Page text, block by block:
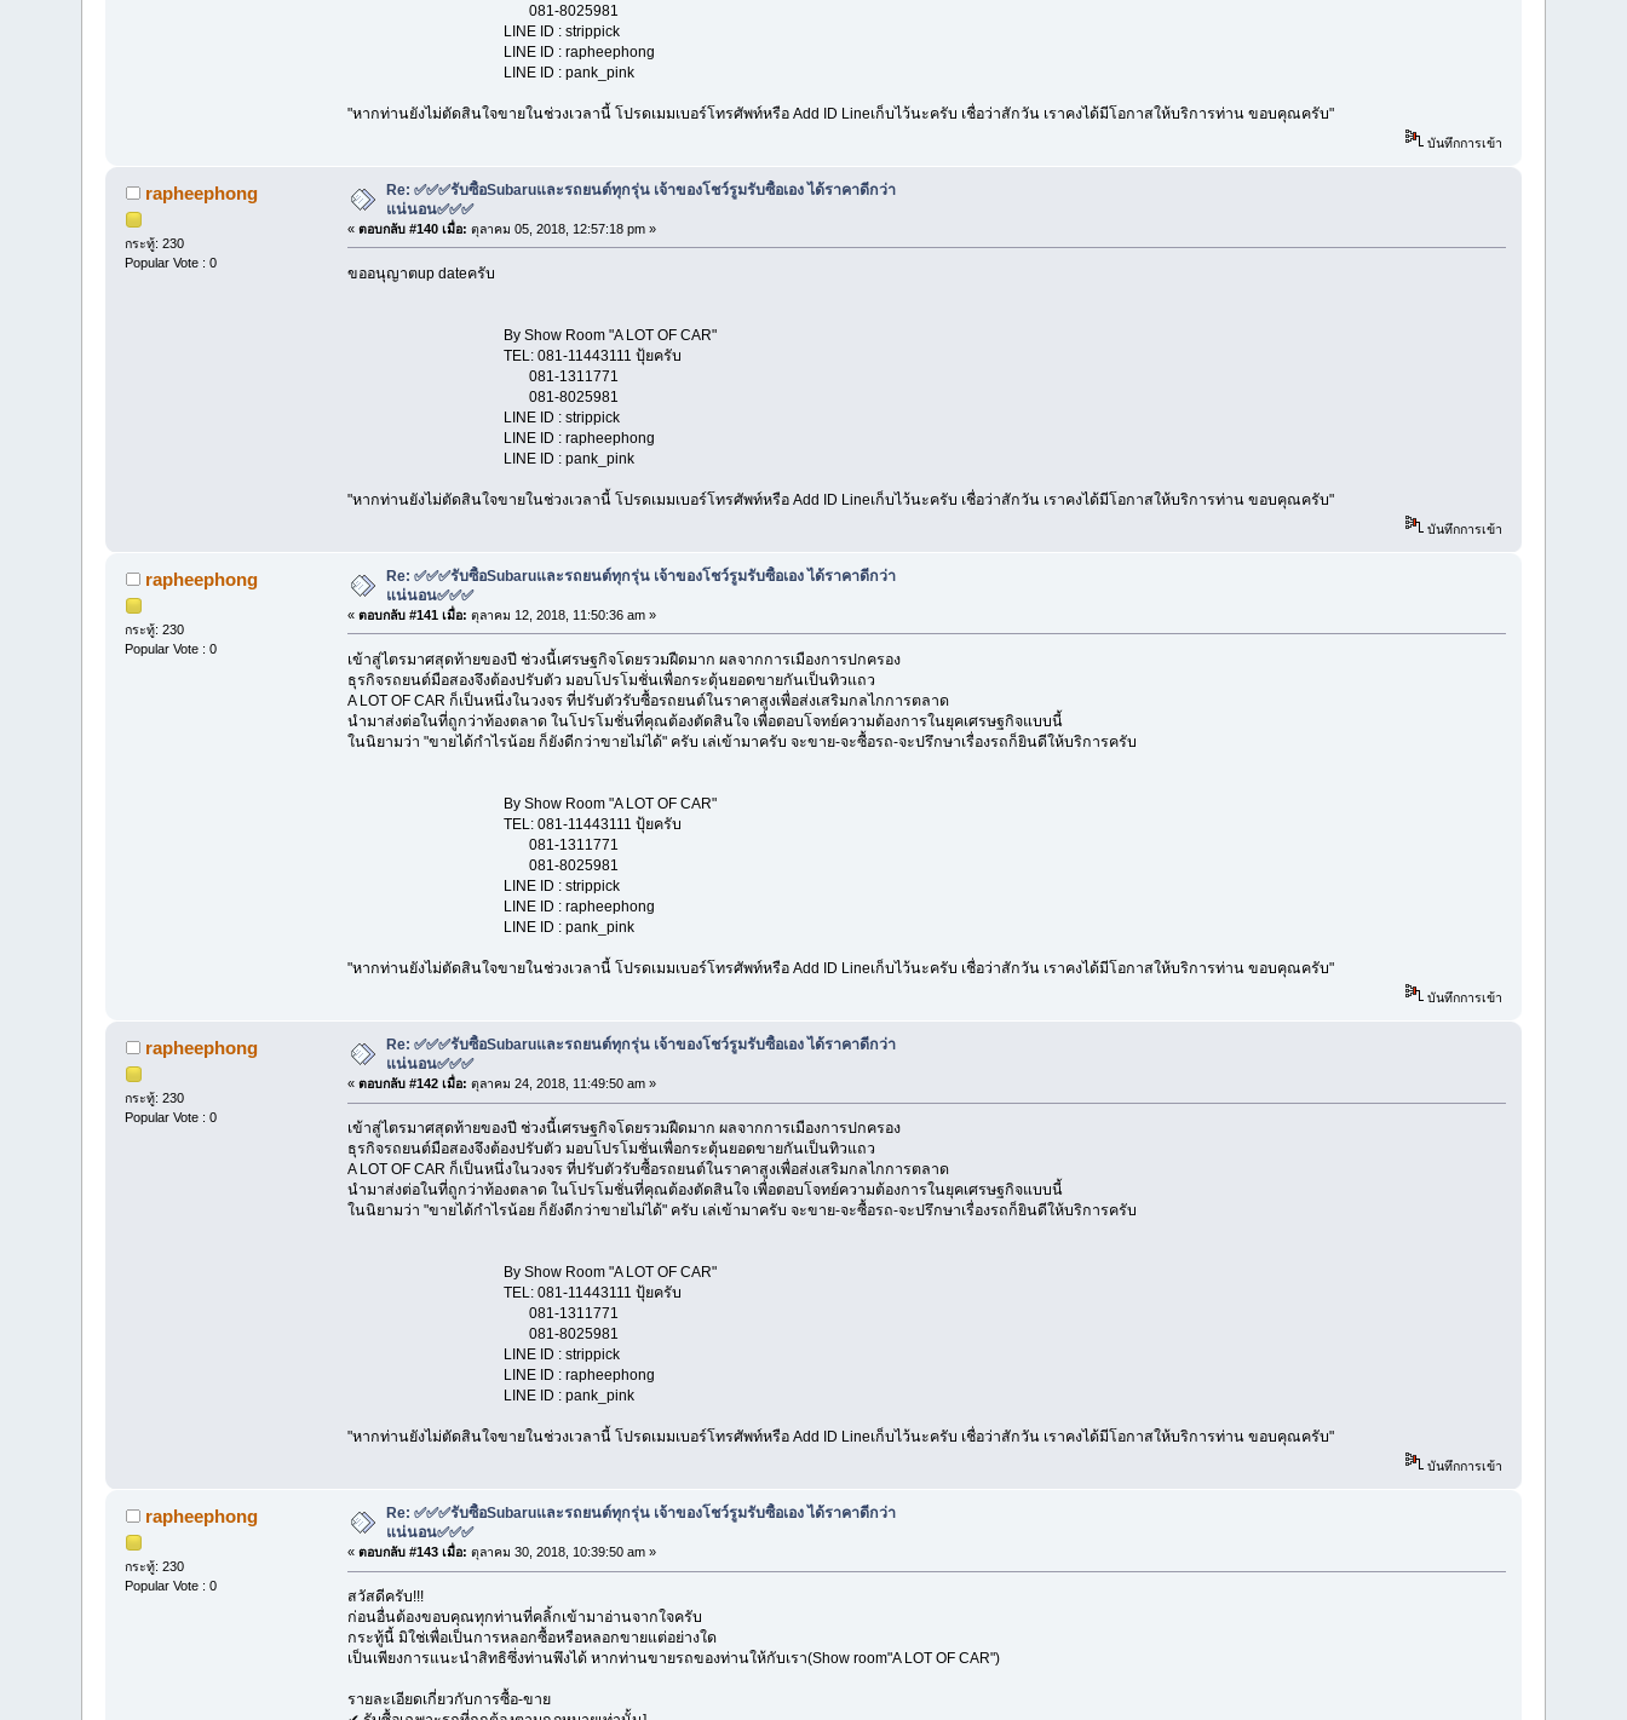
081-8025981
LINE ID : strippick
LINE ID : rapheephong
LINE ID : pank_pink
"หากท่านยังไม่ตัดสินใจขายในช่วงเวลานี้ โปรดเมมเบอร์โทรศัพท์หรือ Add ID Lineเก็บไว้นะครับ เชื่อว่าสักวัน เราคงได้มีโอกาสให้บริการท่าน ขอบคุณครับ"
บันทึกการเข้า
rapheephong
กระทู้: 230
Popular Vote : 0
Re: ✅✅✅รับซื้อSubaruและรถยนต์ทุกรุ่น เจ้าของโชว์รูมรับซื้อเอง ได้ราคาดีกว่า
แน่นอน✅✅✅
« ตอบกลับ #140 เมื่อ: ตุลาคม 05, 2018, 12:57:18 pm »
ขออนุญาตup dateครับ
By Show Room "A LOT OF CAR"
TEL: 081-11443111 ปุ้ยครับ
081-1311771
081-8025981
LINE ID : strippick
LINE ID : rapheephong
LINE ID : pank_pink
"หากท่านยังไม่ตัดสินใจขายในช่วงเวลานี้ โปรดเมมเบอร์โทรศัพท์หรือ Add ID Lineเก็บไว้นะครับ เชื่อว่าสักวัน เราคงได้มีโอกาสให้บริการท่าน ขอบคุณครับ"
บันทึกการเข้า
rapheephong
กระทู้: 230
Popular Vote : 0
Re: ✅✅✅รับซื้อSubaruและรถยนต์ทุกรุ่น เจ้าของโชว์รูมรับซื้อเอง ได้ราคาดีกว่า
แน่นอน✅✅✅
« ตอบกลับ #141 เมื่อ: ตุลาคม 12, 2018, 11:50:36 am »
เข้าสู่ไตรมาศสุดท้ายของปี ช่วงนี้เศรษฐกิจโดยรวมฝืดมาก ผลจากการเมืองการปกครอง
ธุรกิจรถยนต์มือสองจึงต้องปรับตัว มอบโปรโมชั่นเพื่อกระตุ้นยอดขายกันเป็นทิวแถว
A LOT OF CAR ก็เป็นหนึ่งในวงจร ที่ปรับตัวรับซื้อรถยนต์ในราคาสูงเพื่อส่งเสริมกลไกการตลาด
นำมาส่งต่อในที่ถูกว่าท้องตลาด ในโปรโมชั่นที่คุณต้องตัดสินใจ เพื่อตอบโจทย์ความต้องการในยุคเศรษฐกิจแบบนี้
ในนิยามว่า "ขายได้กำไรน้อย ก็ยังดีกว่าขายไม่ได้" ครับ เล่เข้ามาครับ จะขาย-จะซื้อรถ-จะปรึกษาเรื่องรถก็ยินดีให้บริการครับ
By Show Room "A LOT OF CAR"
TEL: 081-11443111 ปุ้ยครับ
081-1311771
081-8025981
LINE ID : strippick
LINE ID : rapheephong
LINE ID : pank_pink
"หากท่านยังไม่ตัดสินใจขายในช่วงเวลานี้ โปรดเมมเบอร์โทรศัพท์หรือ Add ID Lineเก็บไว้นะครับ เชื่อว่าสักวัน เราคงได้มีโอกาสให้บริการท่าน ขอบคุณครับ"
บันทึกการเข้า
rapheephong
กระทู้: 230
Popular Vote : 0
Re: ✅✅✅รับซื้อSubaruและรถยนต์ทุกรุ่น เจ้าของโชว์รูมรับซื้อเอง ได้ราคาดีกว่า
แน่นอน✅✅✅
« ตอบกลับ #142 เมื่อ: ตุลาคม 24, 2018, 11:49:50 am »
เข้าสู่ไตรมาศสุดท้ายของปี ช่วงนี้เศรษฐกิจโดยรวมฝืดมาก ผลจากการเมืองการปกครอง
ธุรกิจรถยนต์มือสองจึงต้องปรับตัว มอบโปรโมชั่นเพื่อกระตุ้นยอดขายกันเป็นทิวแถว
A LOT OF CAR ก็เป็นหนึ่งในวงจร ที่ปรับตัวรับซื้อรถยนต์ในราคาสูงเพื่อส่งเสริมกลไกการตลาด
นำมาส่งต่อในที่ถูกว่าท้องตลาด ในโปรโมชั่นที่คุณต้องตัดสินใจ เพื่อตอบโจทย์ความต้องการในยุคเศรษฐกิจแบบนี้
ในนิยามว่า "ขายได้กำไรน้อย ก็ยังดีกว่าขายไม่ได้" ครับ เล่เข้ามาครับ จะขาย-จะซื้อรถ-จะปรึกษาเรื่องรถก็ยินดีให้บริการครับ
By Show Room "A LOT OF CAR"
TEL: 081-11443111 ปุ้ยครับ
081-1311771
081-8025981
LINE ID : strippick
LINE ID : rapheephong
LINE ID : pank_pink
"หากท่านยังไม่ตัดสินใจขายในช่วงเวลานี้ โปรดเมมเบอร์โทรศัพท์หรือ Add ID Lineเก็บไว้นะครับ เชื่อว่าสักวัน เราคงได้มีโอกาสให้บริการท่าน ขอบคุณครับ"
บันทึกการเข้า
rapheephong
กระทู้: 230
Popular Vote : 0
Re: ✅✅✅รับซื้อSubaruและรถยนต์ทุกรุ่น เจ้าของโชว์รูมรับซื้อเอง ได้ราคาดีกว่า
แน่นอน✅✅✅
« ตอบกลับ #143 เมื่อ: ตุลาคม 30, 2018, 10:39:50 am »
สวัสดีครับ!!!
ก่อนอื่นต้องขอบคุณทุกท่านที่คลิ้กเข้ามาอ่านจากใจครับ
กระทู้นี้ มิใช่เพื่อเป็นการหลอกซื้อหรือหลอกขายแต่อย่างใด
เป็นเพียงการแนะนำสิทธิซึ่งท่านพึงได้ หากท่านขายรถของท่านให้กับเรา(Show room"A LOT OF CAR")
รายละเอียดเกี่ยวกับการซื้อ-ขาย